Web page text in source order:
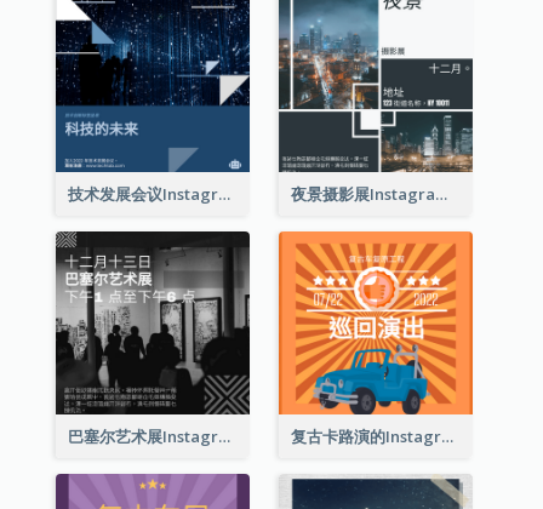
技术发展会议Instagram帖子 夜景摄影展Instagram贴子
巴塞尔艺术展Instagram帖子 复古卡路演的Instagram帖子